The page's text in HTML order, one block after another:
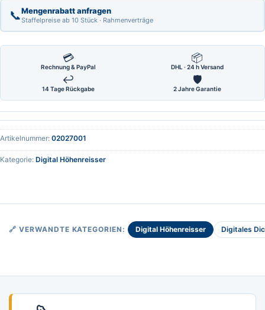
📞Mengenrabatt anfragen
Staffelpreise ab 10 Stück · Rahmenverträge
💳
Rechnung & PayPal
📦
DHL · 24 h Versand
↩
14 Tage Rückgabe
🛡
2 Jahre Garantie
Artikelnummer: 02027001
Kategorie: Digital Höhenreisser
🔗 VERWANDTE KATEGORIEN: Digital Höhenreisser Digitales